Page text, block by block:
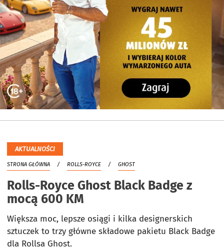
AKTUALNOŚCI
STRONA GŁÓWNA ROLLS-ROYCE GHOST
Rolls-Royce Ghost Black Badge z
mocą 600 KM
Większa moc, lepsze osiągi i kilka designerskich
sztuczek to trzy główne składowe pakietu Black Badge
dla Rollsa Ghost.